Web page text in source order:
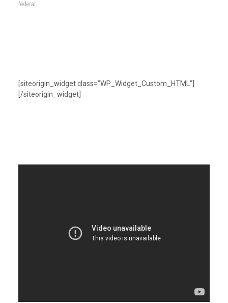
federal
[siteorigin_widget class=”WP_Widget_Custom_HTML”]
[/siteorigin_widget]